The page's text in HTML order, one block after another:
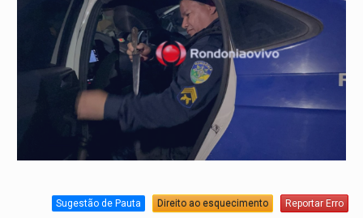
Sugestão de Pauta Direito ao esquecimento Reportar Erro